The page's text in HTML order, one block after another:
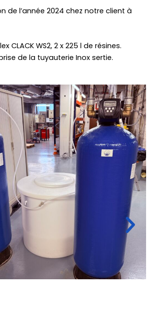
de l’année 2024 chez notre client à
CLACK WS2, 2 x 225 l de résines.
de la tuyauterie Inox sertie.